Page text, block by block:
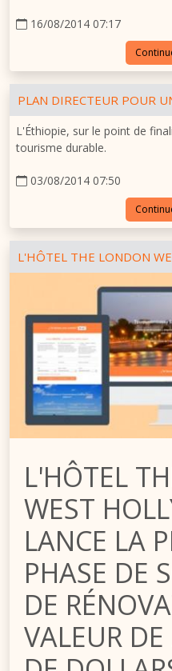
16/08/2014 07:17
PLAN DIRECTEUR POUR
L'Éthiopie, sur le point de
tourisme durable.
03/08/2014 07:50
L'HÔTEL THE LONDON
L'HÔTEL
WEST
LANCE LA
PHASE DE
DE
VALEUR